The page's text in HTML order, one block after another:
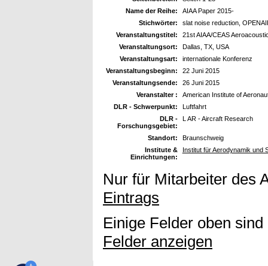
Name der Reihe:
AIAA Paper 2015-
Stichwörter:
slat noise reduction,
Veranstaltungstitel:
21st AIAA/CEAS
Veranstaltungsort:
Dallas, TX, USA
Veranstaltungsart:
internationale Konferenz
Veranstaltungsbeginn:
22 Juni 2015
Veranstaltungsende:
26 Juni 2015
Veranstalter :
American Institute of
DLR - Schwerpunkt:
Luftfahrt
DLR -
Forschungsgebiet:
L AR - Aircraft Research
Standort:
Braunschweig
Institute &
Einrichtungen:
Institut für Aerodynamik und
Nur für Mitarbeiter des
Eintrags
Einige Felder oben
Felder anzeigen